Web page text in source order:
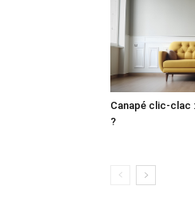
Canapé clic-clac
?